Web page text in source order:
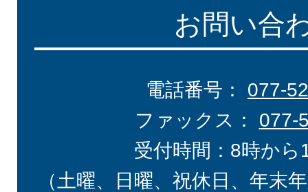
お問い合
電話番号： 077-
ファックス： 077-
受付時間：8時から
（土曜、日曜、祝休日、年末